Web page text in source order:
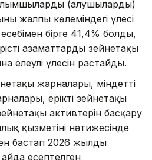
(алушылардың)
жалпы көлеміндегі үлесі
бірге 41,4% болды,
азаматтардың зейнетақы
елеулі үлесін растайды.
жарналары, міндетті
ерікті зейнетақы
активтерін басқару
қызметінің нәтижесінде
бастап 2026 жылдың
есептелген